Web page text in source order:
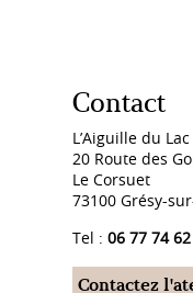
Contact
L’Aiguille du Lac
20 Route des
Le Corsuet
73100 Grésy-
Tel : 06 77 74
Contactez